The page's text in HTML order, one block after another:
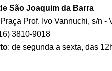
São Joaquim da Barra
Praça Prof. Ivo Vannuchi, s/n -
3810-9018
: de segunda a sexta, das